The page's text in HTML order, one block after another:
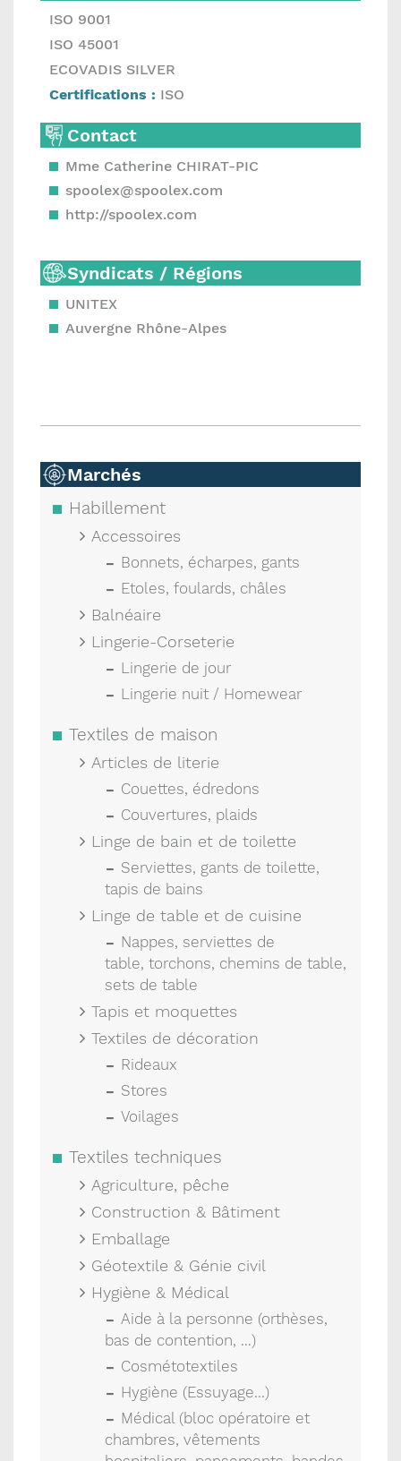
ISO 9001
ISO 45001
ECOVADIS SILVER
Certifications : ISO
Contact
Mme Catherine CHIRAT-PIC
spoolex@spoolex.com
http://spoolex.com
Syndicats / Régions
UNITEX
Auvergne Rhône-Alpes
Marchés
Habillement
Accessoires
Bonnets, écharpes, gants
Etoles, foulards, châles
Balnéaire
Lingerie-Corseterie
Lingerie de jour
Lingerie nuit / Homewear
Textiles de maison
Articles de literie
Couettes, édredons
Couvertures, plaids
Linge de bain et de toilette
Serviettes, gants de toilette,
tapis de bains
Linge de table et de cuisine
Nappes, serviettes de
table, torchons, chemins de table,
sets de table
Tapis et moquettes
Textiles de décoration
Rideaux
Stores
Voilages
Textiles techniques
Agriculture, pêche
Construction & Bâtiment
Emballage
Géotextile & Génie civil
Hygiène & Médical
Aide à la personne (orthèses,
bas de contention, ...)
Cosmétotextiles
Hygiène (Essuyage...)
Médical (bloc opératoire et
chambres, vêtements